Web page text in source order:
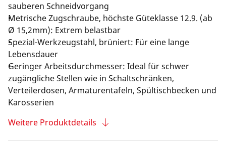
sauberen Schneidvorgang
Metrische Zugschraube, höchste Güteklasse 12.9. (ab
Ø 15,2mm): Extrem belastbar
Spezial-Werkzeugstahl, brüniert: Für eine lange
Lebensdauer
Geringer Arbeitsdurchmesser: Ideal für schwer
zugängliche Stellen wie in Schaltschränken,
Verteilerdosen, Armaturentafeln, Spültischbecken und
Karosserien
Weitere Produktdetails